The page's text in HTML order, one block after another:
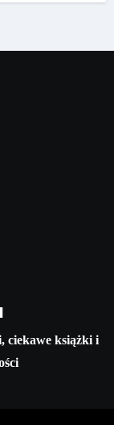
ciekawe książki i